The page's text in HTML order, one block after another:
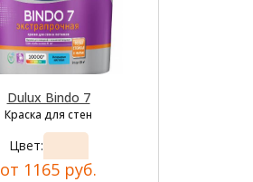
Dulux Bindo 7
Краска для стен
Цвет:
от 1165 руб.